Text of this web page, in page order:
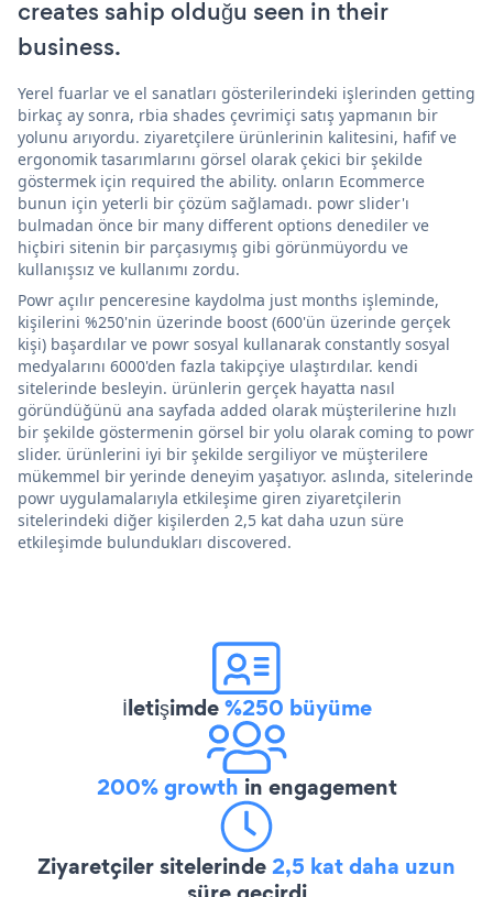
creates sahip olduğu seen in their
business.
Yerel fuarlar ve el sanatları gösterilerindeki işlerinden getting
birkaç ay sonra, rbia shades çevrimiçi satış yapmanın bir
yolunu arıyordu. ziyaretçilere ürünlerinin kalitesini, hafif ve
ergonomik tasarımlarını görsel olarak çekici bir şekilde
göstermek için required the ability. onların Ecommerce
bunun için yeterli bir çözüm sağlamadı. powr slider'ı
bulmadan önce bir many different options denediler ve
hiçbiri sitenin bir parçasıymış gibi görünmüyordu ve
kullanışsız ve kullanımı zordu.
Powr açılır penceresine kaydolma just months işleminde,
kişilerini %250'nin üzerinde boost (600'ün üzerinde gerçek
kişi) başardılar ve powr sosyal kullanarak constantly sosyal
medyalarını 6000'den fazla takipçiye ulaştırdılar. kendi
sitelerinde besleyin. ürünlerin gerçek hayatta nasıl
göründüğünü ana sayfada added olarak müşterilerine hızlı
bir şekilde göstermenin görsel bir yolu olarak coming to powr
slider. ürünlerini iyi bir şekilde sergiliyor ve müşterilere
mükemmel bir yerinde deneyim yaşatıyor. aslında, sitelerinde
powr uygulamalarıyla etkileşime giren ziyaretçilerin
sitelerindeki diğer kişilerden 2,5 kat daha uzun süre
etkileşimde bulundukları discovered.
İletişimde%250 büyüme
200% growth in engagement
Ziyaretçiler sitelerinde2,5 kat daha uzun